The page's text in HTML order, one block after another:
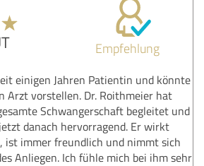
Empfehlung
einigen Jahren Patientin und könnte
Arzt vorstellen. Dr. Roithmeier hat
Schwangerschaft begleitet und
danach hervorragend. Er wirkt
ist immer freundlich und nimmt sich
Anliegen. Ich fühle mich bei ihm sehr